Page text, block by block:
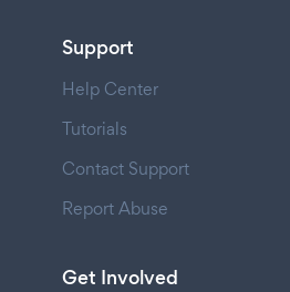
Support
Help Center
Tutorials
Contact Support
Report Abuse
Get Involved